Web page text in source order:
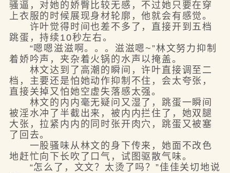
骚逼，对她的娇臀比较无感，不过她只要在穿
上衣服的时候展现身材轮廓，他就会有感觉。
许叶觉得时间也差不多了，直接开到五档
跳蛋，持续10秒左右。
“嗯嗯滋滋啊。。。滋滋嗯~”林文努力抑制
着娇吟声，夹杂着火锅的水声以掩盖。
林文达到了高潮的瞬间，许叶直接调至二
档，主要还是怕她动作抑制不住，会太夸张，
直接关掉又怕她空虚失落感太强。
林文的内内毫无疑问又湿了，跳蛋一瞬间
被淫水冲了半截出来，被内内拦住了，她双腿
大张，拉紧内内的同时张开肉穴，跳蛋又被塞
了回去。
一股骚味从林文的身下传来，她面不改色
地赶忙向下长吹了口气，试图驱散气味。
“怎么了，文文？太烫了吗？”佳佳关切地说